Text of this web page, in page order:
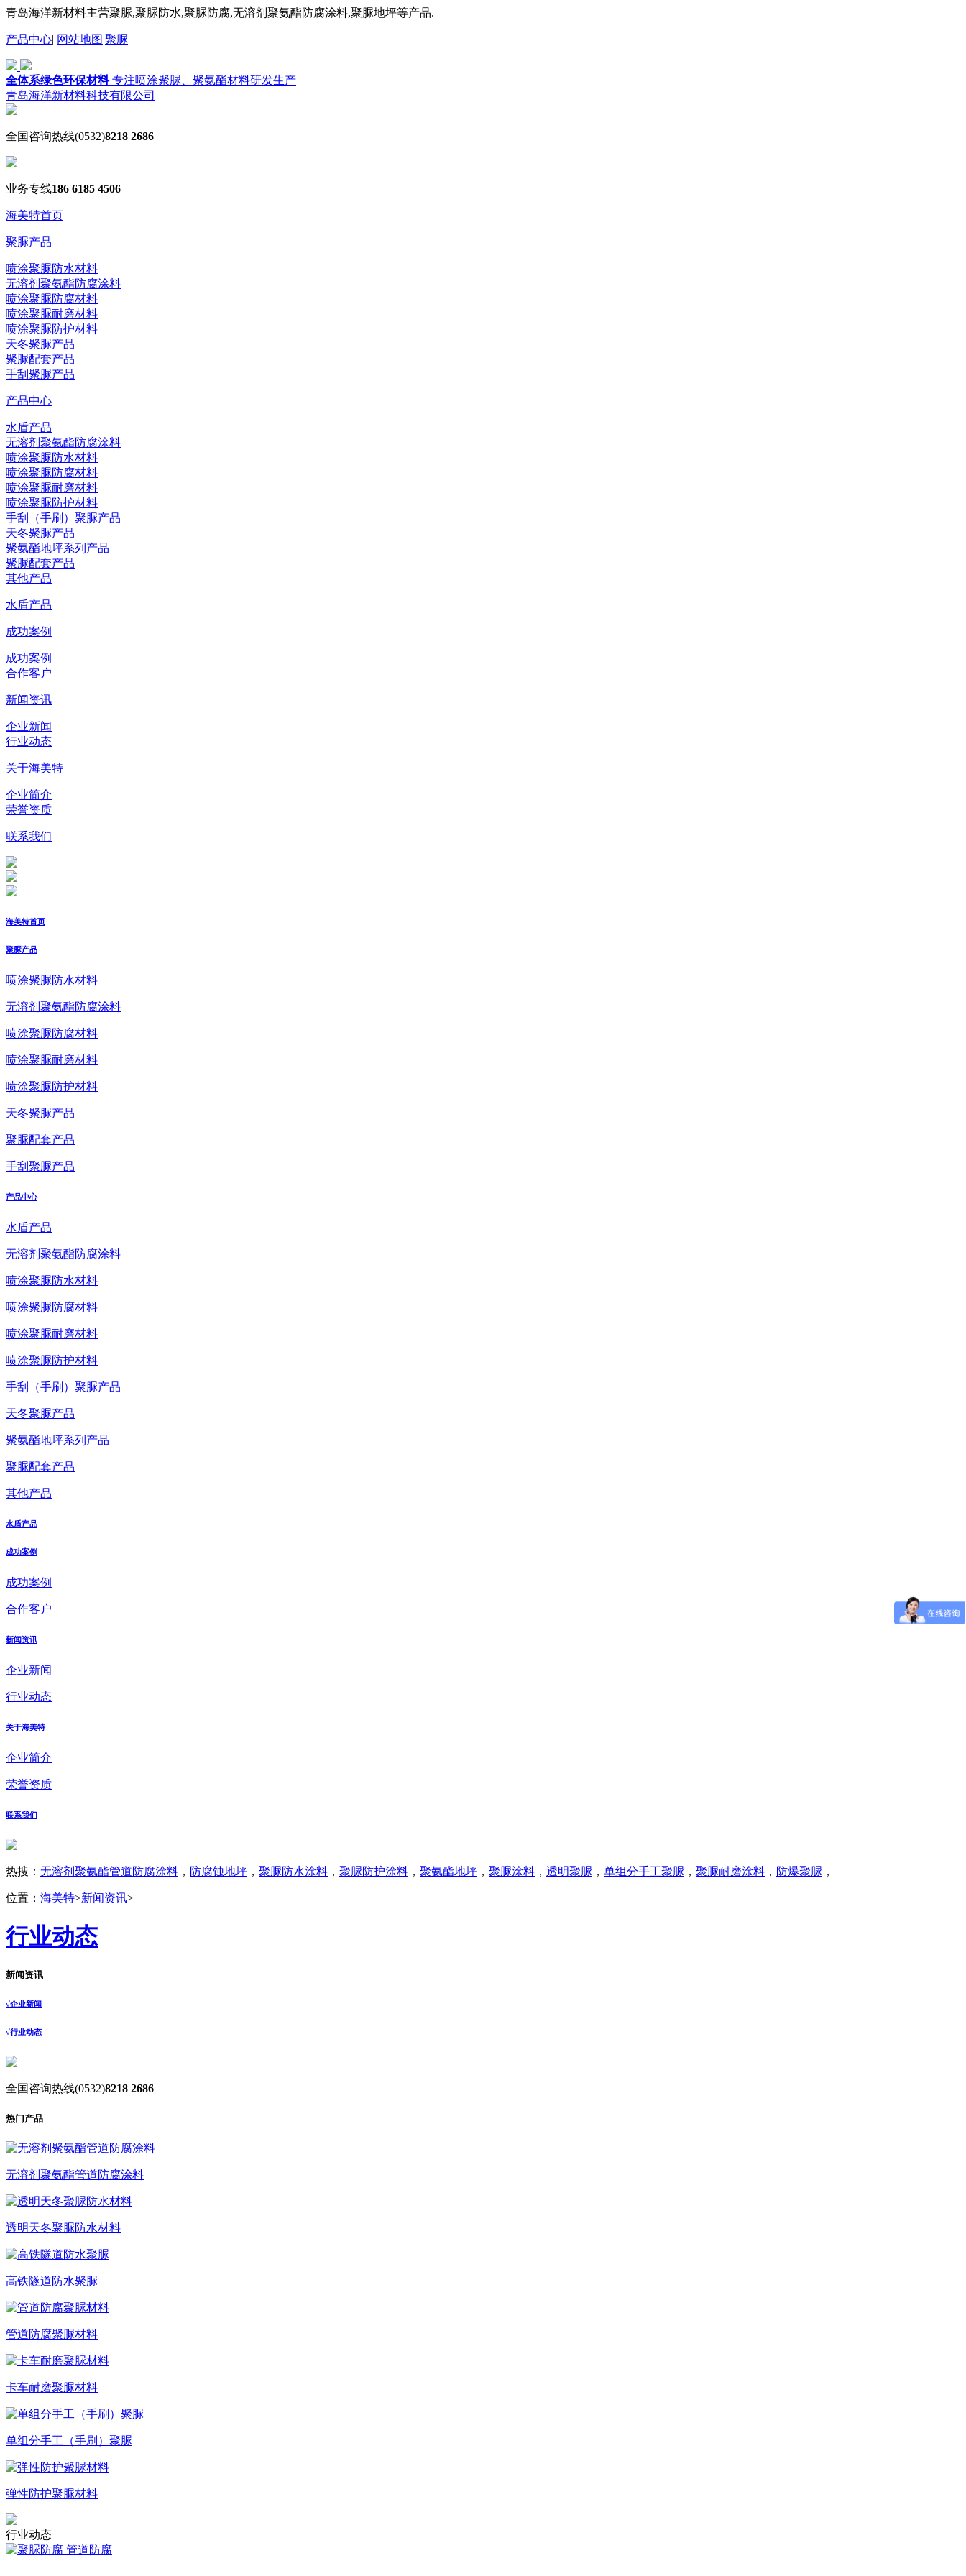
青岛海洋新材料主营聚脲,聚脲防水,聚脲防腐,无溶剂聚氨酯防腐涂料,聚脲地坪等产品.
产品中心| 网站地图|聚脲
全体系绿色环保材料专注喷涂聚脲、聚氨酯材料研发生产
青岛海洋新材料科技有限公司
全国咨询热线(0532)8218 2686
业务专线186 6185 4506
海美特首页
聚脲产品
喷涂聚脲防水材料
无溶剂聚氨酯防腐涂料
喷涂聚脲防腐材料
喷涂聚脲耐磨材料
喷涂聚脲防护材料
天冬聚脲产品
聚脲配套产品
手刮聚脲产品
产品中心
水盾产品
无溶剂聚氨酯防腐涂料
喷涂聚脲防水材料
喷涂聚脲防腐材料
喷涂聚脲耐磨材料
喷涂聚脲防护材料
手刮（手刷）聚脲产品
天冬聚脲产品
聚氨酯地坪系列产品
聚脲配套产品
其他产品
水盾产品
成功案例
成功案例
合作客户
新闻资讯
企业新闻
行业动态
关于海美特
企业简介
荣誉资质
联系我们
海美特首页
聚脲产品
喷涂聚脲防水材料
无溶剂聚氨酯防腐涂料
喷涂聚脲防腐材料
喷涂聚脲耐磨材料
喷涂聚脲防护材料
天冬聚脲产品
聚脲配套产品
手刮聚脲产品
产品中心
水盾产品
无溶剂聚氨酯防腐涂料
喷涂聚脲防水材料
喷涂聚脲防腐材料
喷涂聚脲耐磨材料
喷涂聚脲防护材料
手刮（手刷）聚脲产品
天冬聚脲产品
聚氨酯地坪系列产品
聚脲配套产品
其他产品
水盾产品
成功案例
成功案例
合作客户
新闻资讯
企业新闻
行业动态
关于海美特
企业简介
荣誉资质
联系我们
热搜： 无溶剂聚氨酯管道防腐涂料 ， 防腐蚀地坪 ， 聚脲防水涂料 ， 聚脲防护涂料 ， 聚氨酯地坪 ， 聚脲涂料 ， 透明聚脲 ， 单组分手工聚脲 ， 聚脲耐磨涂料 ， 防爆聚脲 ，
位置： 海美特>新闻资讯>
行业动态
新闻资讯
√企业新闻
√行业动态
全国咨询热线(0532)8218 2686
热门产品
无溶剂聚氨酯管道防腐涂料
透明天冬聚脲防水材料
高铁隧道防水聚脲
管道防腐聚脲材料
卡车耐磨聚脲材料
单组分手工（手刷）聚脲
弹性防护聚脲材料
行业动态